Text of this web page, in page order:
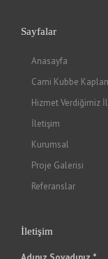
Sayfalar
Anasayfa
Cami Kubbe
Hizmet Verdiğimiz
İletişim
Kurumsal
Proje Galerisi
Referanslar
İletişim